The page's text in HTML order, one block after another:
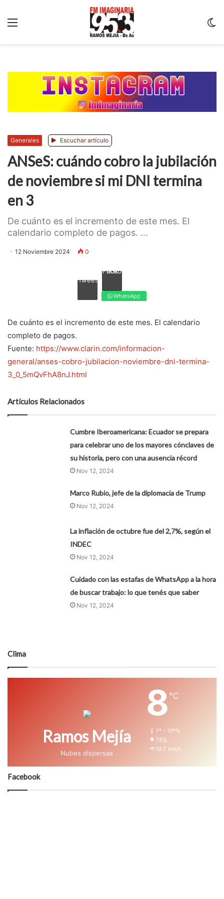
Generales Escuchar artículo
ANSeS: cuándo cobro la jubilación
de noviembre si mi DNI termina
en 3
De cuánto es el incremento de este mes. El
calendario completo de pagos. ...
12 Noviembre 2024 0
Facebook
Tweet
WhatsApp
De cuánto es el incremento de este mes. El calendario
completo de pagos.
Fuente: https://www.clarin.com/informacion-
general/anses-cobro-jubilacion-noviembre-dni-termina-
3_0_5mQvFhA8nJ.html
Artículos Relacionados
Cumbre Iberoamericana: Ecuador se prepara
para celebrar uno de los mayores cónclaves de
su historia, pero con una ausencia récord
Nov 12, 2024
Marco Rubio, jefe de la diplomacia de Trump
Nov 12, 2024
La inflación de octubre fue del 2,7%, según el
INDEC
Nov 12, 2024
Cuidado con las estafas de WhatsApp a la hora
de buscar trabajo: lo que tenés que saber
Nov 12, 2024
Clima
Ramos Mejía
Nubes dispersas
8 ℃
7º - 10º%
78%
19.7 km/h
Facebook